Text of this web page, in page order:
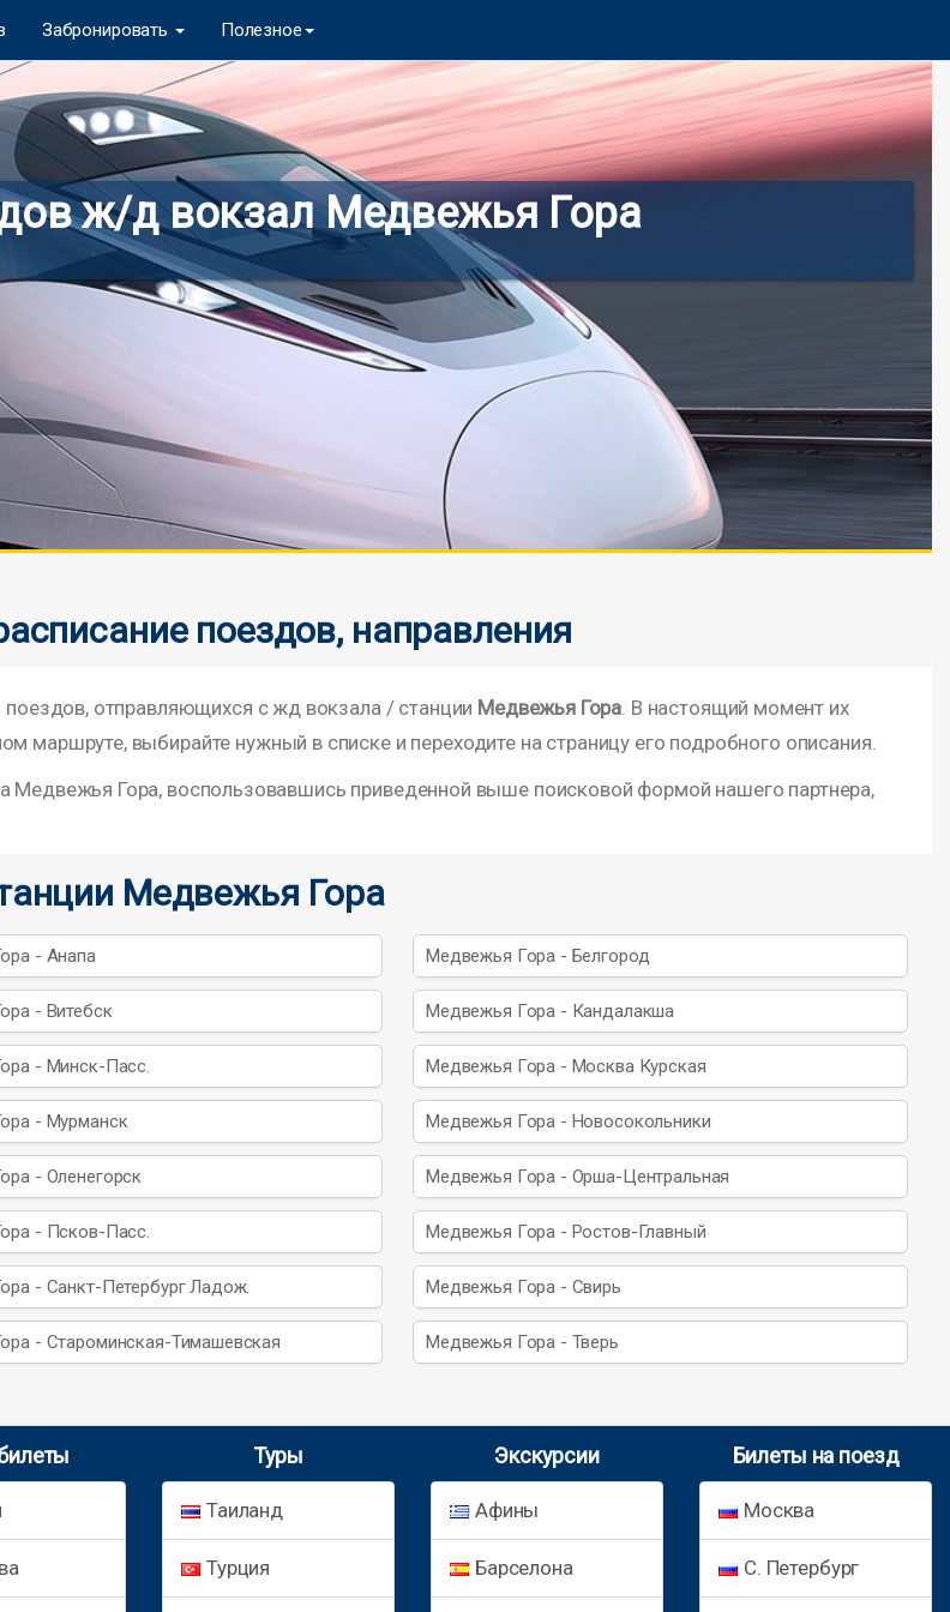
Забронировать Полезное
ж/д вокзал Медвежья Гора
поездов, направления
отправляющихся с жд вокзала / станции Медвежья Гора . В настоящий момент их
маршруте, выбирайте нужный в списке и переходите на страницу его подробного описания.
Медвежья Гора, воспользовавшись приведенной выше поисковой формой нашего партнера,
Медвежья Гора
- Анапа Медвежья Гора - Белгород
- Витебск Медвежья Гора - Кандалакша
- Минск-Пасс. Медвежья Гора - Москва Курская
- Мурманск Медвежья Гора - Новосокольники
- Оленегорск Медвежья Гора - Орша-Центральная
- Псков-Пасс. Медвежья Гора - Ростов-Главный
- Санкт-Петербург Ладож. Медвежья Гора - Свирь
- Староминская-Тимашевская Медвежья Гора - Тверь
Туры
Таиланд
Турция
Экскурсии
Афины
Барселона
Билеты на поезд
Москва
С. Петербург